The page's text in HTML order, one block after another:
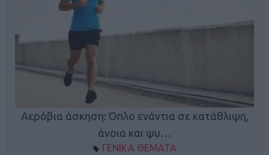
Αερόβια άσκηση: Όπλο ενάντια σε κατάθλιψη,
άνοια και ψυ…
ΓΕΝΙΚΑ ΘΕΜΑΤΑ